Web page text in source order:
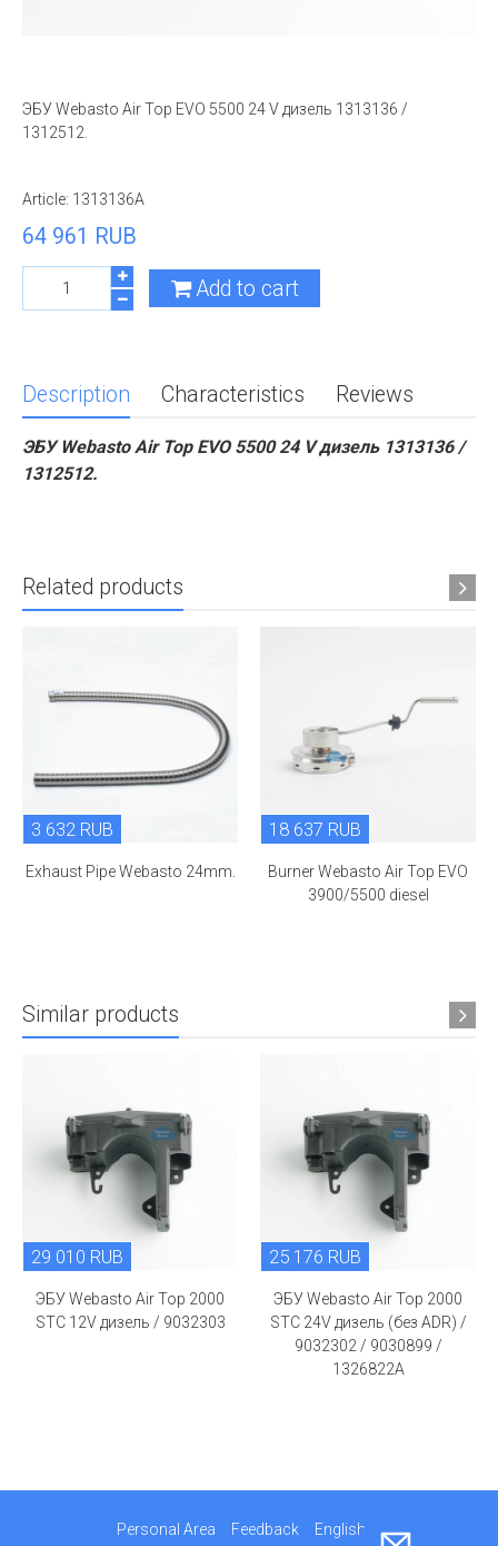
ЭБУ Webasto Air Top EVO 5500 24 V дизель 1313136 /
1312512.
Article: 1313136A
64 961 RUB
Add to cart
Description Characteristics Reviews
ЭБУ Webasto Air Top EVO 5500 24 V дизель 1313136 /
1312512.
Related products
3 632 RUB
Exhaust Pipe Webasto 24mm.
18 637 RUB
Burner Webasto Air Top EVO
3900/5500 diesel
Similar products
29 010 RUB
ЭБУ Webasto Air Top 2000
STC 12V дизель / 9032303
25 176 RUB
ЭБУ Webasto Air Top 2000
STC 24V дизель (без ADR) /
9032302 / 9030899 /
1326822A
Personal Area Feedback English